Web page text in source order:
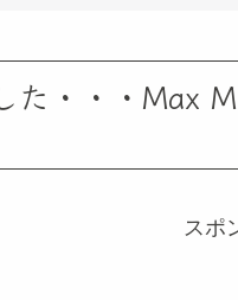
た・・・Max
スポ